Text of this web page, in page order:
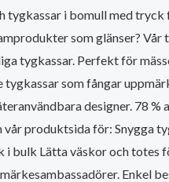
tygkassar i bomull med
som glänser? Vår
tygkassar. Perfekt för
som fångar
designer. 78 %
produktsida för: Snygga
bulk Lätta väskor och totes
Enkel